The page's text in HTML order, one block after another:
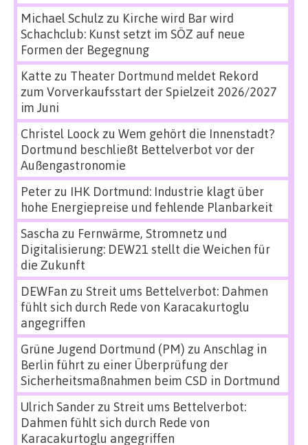
Michael Schulz zu Kirche wird Bar wird
Schachclub: Kunst setzt im SÖZ auf neue
Formen der Begegnung
Katte zu Theater Dortmund meldet Rekord
zum Vorverkaufsstart der Spielzeit 2026/2027
im Juni
Christel Loock zu Wem gehört die Innenstadt?
Dortmund beschließt Bettelverbot vor der
Außengastronomie
Peterzu IHK Dortmund: Industrie klagt über
hohe Energiepreise und fehlende Planbarkeit
Sascha zu Fernwärme, Stromnetz und
Digitalisierung: DEW21 stellt die Weichen für
die Zukunft
DEWFan zu Streit ums Bettelverbot: Dahmen
fühlt sich durch Rede von Karacakurtoglu
angegriffen
Grüne Jugend Dortmund (PM) zu Anschlag in
Berlin führt zu einer Überprüfung der
Sicherheitsmaßnahmen beim CSD in Dortmund
Ulrich Sanderzu Streit ums Bettelverbot:
Dahmen fühlt sich durch Rede von
Karacakurtoglu angegriffen